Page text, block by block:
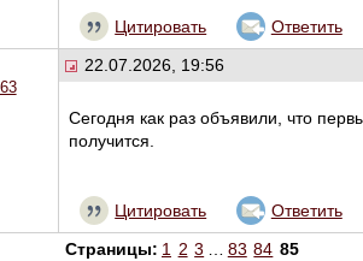
Цитировать Ответить
22.07.2026, 19:56
Сегодня как раз объявили, что
получится.
Цитировать Ответить
Страницы: 1 2 3 … 83 84 85